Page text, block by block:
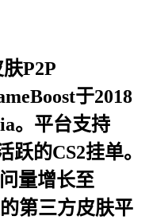
P2P
于2018
。平台支持
跃的CS2挂单。
量增长至
第三方皮肤平